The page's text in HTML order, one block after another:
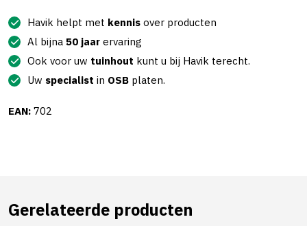
Havik helpt met kennis over producten
Al bijna 50 jaar ervaring
Ook voor uw tuinhout kunt u bij Havik terecht.
Uw specialist in OSB platen.
EAN: 702
Gerelateerde producten